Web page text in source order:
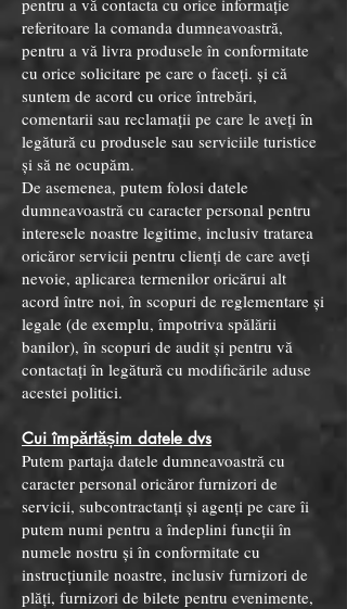
pentru a vă contacta cu orice informație
referitoare la comanda dumneavoastră,
pentru a vă livra produsele în conformitate
cu orice solicitare pe care o faceți. și că
suntem de acord cu orice întrebări,
comentarii sau reclamații pe care le aveți în
legătură cu produsele sau serviciile turistice
și să ne ocupăm.
De asemenea, putem folosi datele
dumneavoastră cu caracter personal pentru
interesele noastre legitime, inclusiv tratarea
oricăror servicii pentru clienți de care aveți
nevoie, aplicarea termenilor oricărui alt
acord între noi, în scopuri de reglementare și
legale (de exemplu, împotriva spălării
banilor), în scopuri de audit și pentru vă
contactați în legătură cu modificările aduse
acestei politici.
Cui împărtășim datele dvs
Putem partaja datele dumneavoastră cu
caracter personal oricăror furnizori de
servicii, subcontractanți și agenți pe care îi
putem numi pentru a îndeplini funcții în
numele nostru și în conformitate cu
instrucțiunile noastre, inclusiv furnizori de
plăți, furnizori de bilete pentru evenimente,